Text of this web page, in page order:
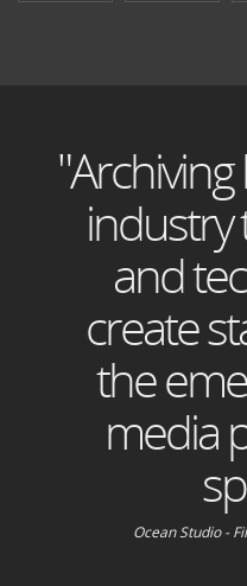
industry
and
create
the
media
Ocean Studio -